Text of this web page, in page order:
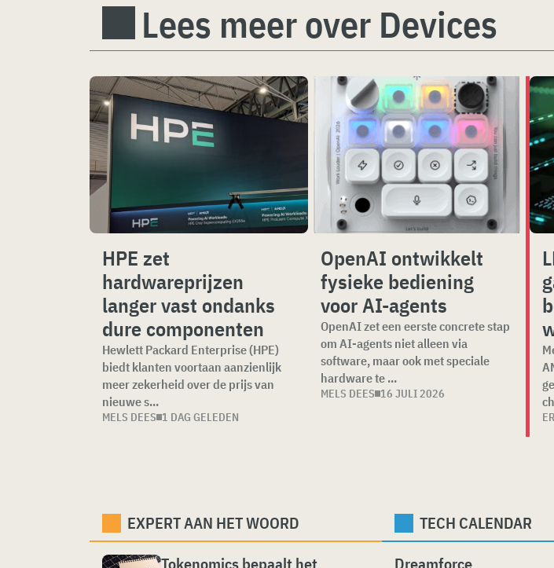
Lees meer over Devices
HPE zet
hardwareprijzen
langer vast ondanks
dure componenten
Hewlett Packard Enterprise (HPE)
biedt klanten voortaan aanzienlijk
meer zekerheid over de prijs van
nieuwe s...
MELS DEES 1 DAG GELEDEN
OpenAI ontwikkelt
fysieke bediening
voor AI-agents
OpenAI zet een eerste concrete stap
om AI-agents niet alleen via
software, maar ook met speciale
hardware te ...
MELS DEES 16 JULI 2026
EXPERT AAN HET WOORD
Tokenomics bepaalt het
TECH CALENDAR
Dreamforce